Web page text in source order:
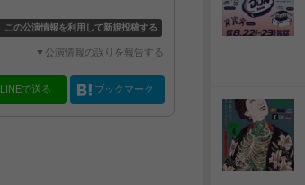
この公演情報を利用して新規投稿する
▼公演情報の誤りを報告する
LINEで送る ブックマーク